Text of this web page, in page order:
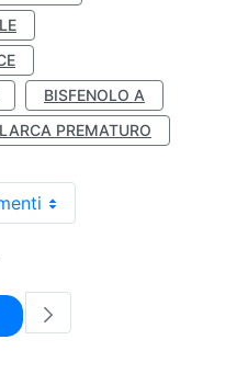
BISFENOLO A
PREMATURO
Pagina